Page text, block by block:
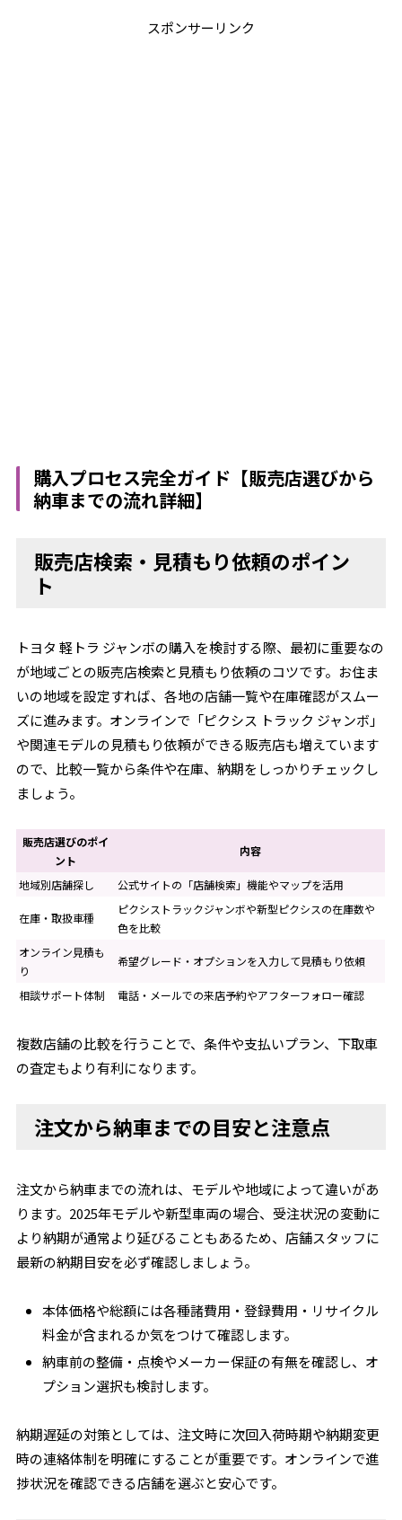
スポンサーリンク
購入プロセス完全ガイド【販売店選びから
納車までの流れ詳細】
販売店検索・見積もり依頼のポイン
ト
トヨタ 軽トラ ジャンボの購入を検討する際、最初に重要なの
が地域ごとの販売店検索と見積もり依頼のコツです。お住ま
いの地域を設定すれば、各地の店舗一覧や在庫確認がスムー
ズに進みます。オンラインで「ピクシス トラック ジャンボ」
や関連モデルの見積もり依頼ができる販売店も増えています
ので、比較一覧から条件や在庫、納期をしっかりチェックし
ましょう。
販売店選びのポイ
ント
内容
地域別店舗探し 公式サイトの「店舗検索」機能やマップを活用
在庫・取扱車種
ピクシストラックジャンボや新型ピクシスの在庫数や
色を比較
オンライン見積も
り
希望グレード・オプションを入力して見積もり依頼
相談サポート体制 電話・メールでの来店予約やアフターフォロー確認
複数店舗の比較を行うことで、条件や支払いプラン、下取車
の査定もより有利になります。
注文から納車までの目安と注意点
注文から納車までの流れは、モデルや地域によって違いがあ
ります。2025年モデルや新型車両の場合、受注状況の変動に
より納期が通常より延びることもあるため、店舗スタッフに
最新の納期目安を必ず確認しましょう。
本体価格や総額には各種諸費用・登録費用・リサイクル
料金が含まれるか気をつけて確認します。
納車前の整備・点検やメーカー保証の有無を確認し、オ
プション選択も検討します。
納期遅延の対策としては、注文時に次回入荷時期や納期変更
時の連絡体制を明確にすることが重要です。オンラインで進
捗状況を確認できる店舗を選ぶと安心です。